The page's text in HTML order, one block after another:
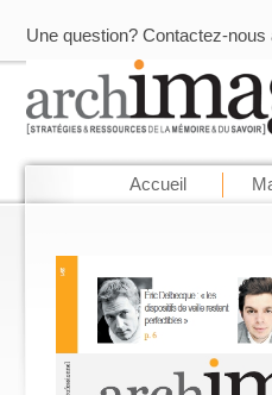
Une question? Contactez-nous
Accueil